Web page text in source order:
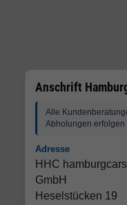
Anschrift
Alle
Abholungen erfolgen
Adresse
HHC hamburgcars
GmbH
Heselstücken 19